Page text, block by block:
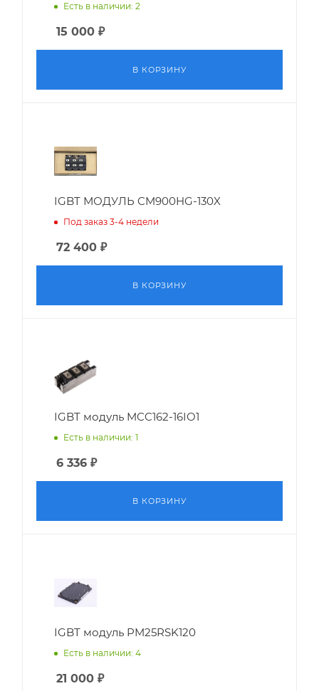
Есть в наличии: 2
15 000 ₽
В КОРЗИНУ
IGBT МОДУЛЬ CM900HG-130X
Под заказ 3-4 недели
72 400 ₽
В КОРЗИНУ
IGBT модуль MCC162-16IO1
Есть в наличии: 1
6 336 ₽
В КОРЗИНУ
IGBT модуль PM25RSK120
Есть в наличии: 4
21 000 ₽